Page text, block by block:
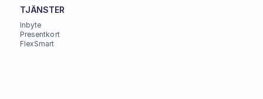
TJÄNSTER
Inbyte
Presentkort
FlexSmart